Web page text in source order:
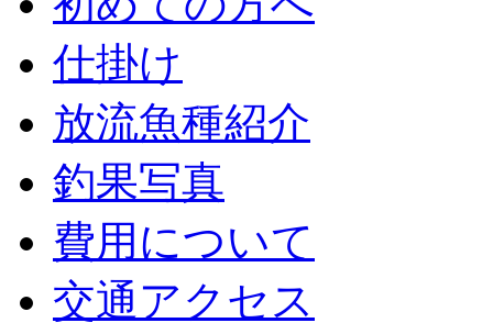
仕掛け
放流魚種紹介
釣果写真
費用について
交通アクセス